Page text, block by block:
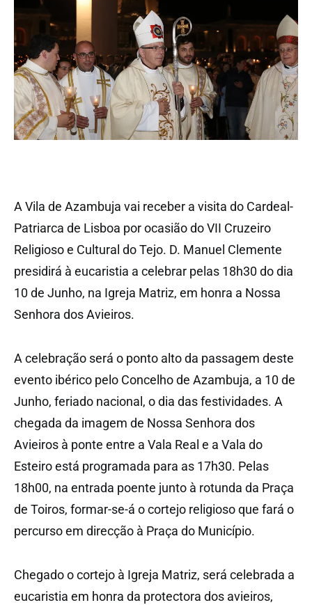
A Vila de Azambuja vai receber a visita do Cardeal-
Patriarca de Lisboa por ocasião do VII Cruzeiro
Religioso e Cultural do Tejo. D. Manuel Clemente
presidirá à eucaristia a celebrar pelas 18h30 do dia
10 de Junho, na Igreja Matriz, em honra a Nossa
Senhora dos Avieiros.
A celebração será o ponto alto da passagem deste
evento ibérico pelo Concelho de Azambuja, a 10 de
Junho, feriado nacional, o dia das festividades. A
chegada da imagem de Nossa Senhora dos
Avieiros à ponte entre a Vala Real e a Vala do
Esteiro está programada para as 17h30. Pelas
18h00, na entrada poente junto à rotunda da Praça
de Toiros, formar-se-á o cortejo religioso que fará o
percurso em direcção à Praça do Município.
Chegado o cortejo à Igreja Matriz, será celebrada a
eucaristia em honra da protectora dos avieiros,